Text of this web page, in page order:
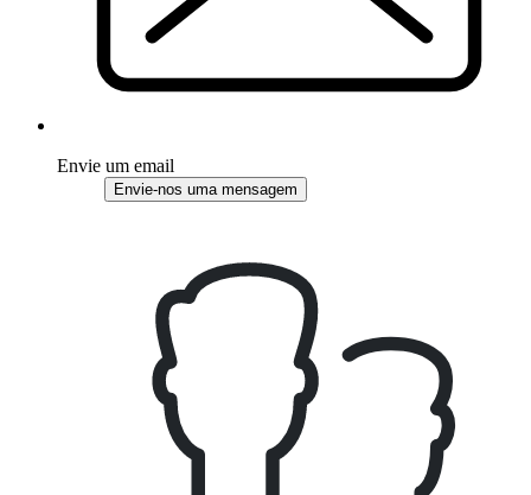
Envie um email
Envie-nos uma mensagem